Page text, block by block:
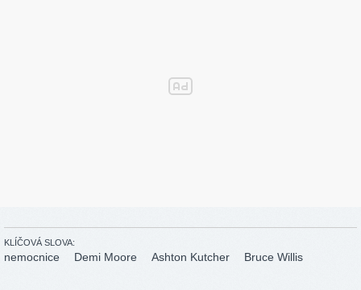
KLÍČOVÁ SLOVA:
nemocnice Demi Moore Ashton Kutcher Bruce Willis